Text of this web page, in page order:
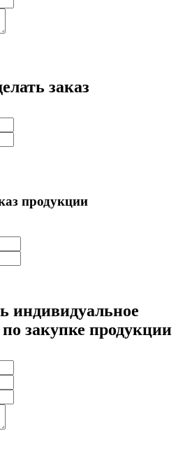
заказ
продукции
индивидуальное
закупке продукции